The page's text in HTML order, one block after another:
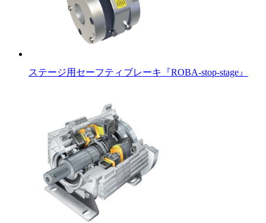
ステージ用セーフティブレーキ『ROBA-stop-stage』